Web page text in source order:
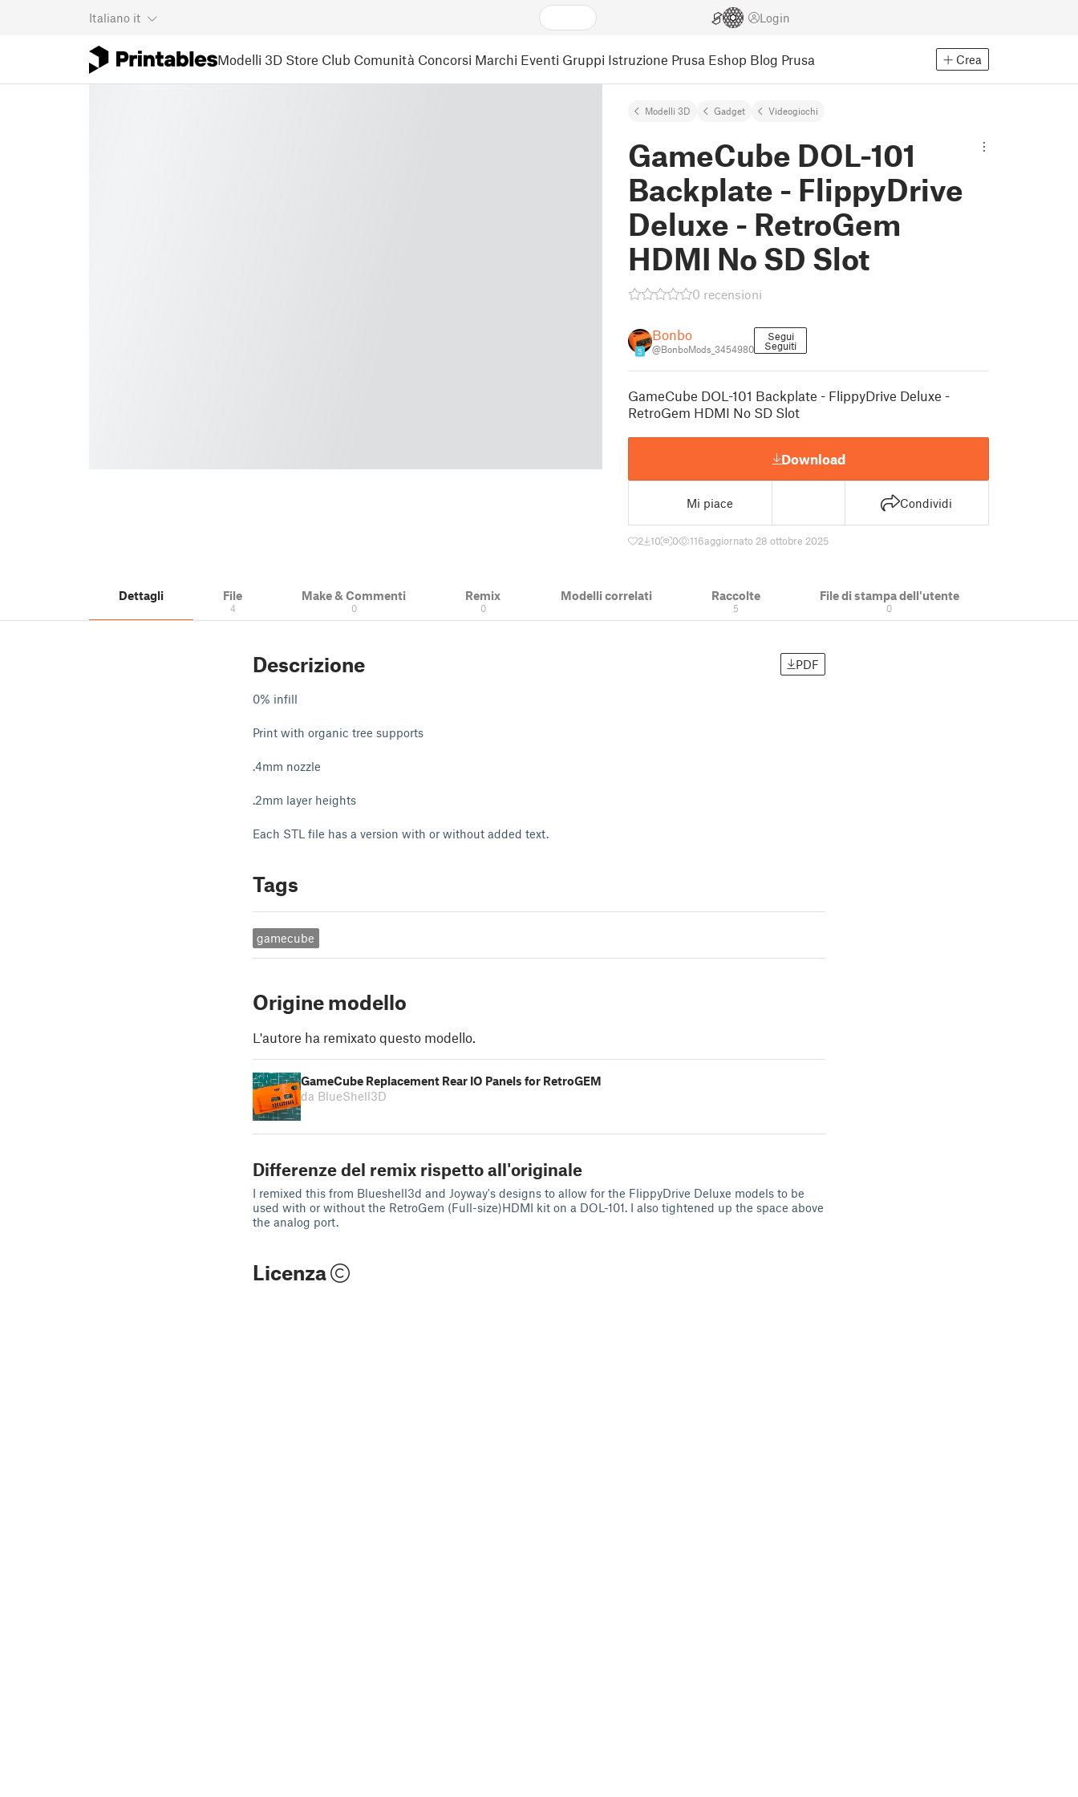
Italiano it Login
Modelli 3D Store Club Comunità Concorsi Marchi Eventi Gruppi Istruzione Prusa Eshop Blog Prusa Crea
Modelli 3D Gadget Videogiochi
GameCube DOL-101
Backplate - FlippyDrive
Deluxe - RetroGem
HDMI No SD Slot
0 recensioni
5
Bonbo
@BonboMods_3454980
Segui
Seguiti
GameCube DOL-101 Backplate - FlippyDrive Deluxe -
RetroGem HDMI No SD Slot
Download
Mi piace Condividi
2 10 0 116aggiornato 28 ottobre 2025
Dettagli File
4
Make & Commenti
0
Remix
0
Modelli correlati Raccolte
5
File di stampa dell'utente
0
Descrizione PDF
0% infill
Print with organic tree supports
.4mm nozzle
.2mm layer heights
Each STL file has a version with or without added text.
Tags
gamecube
Origine modello
L'autore ha remixato questo modello.
GameCube Replacement Rear IO Panels for RetroGEM
da BlueShell3D
Differenze del remix rispetto all'originale
I remixed this from Blueshell3d and Joyway's designs to allow for the FlippyDrive Deluxe models to be
used with or without the RetroGem (Full-size)HDMI kit on a DOL-101. I also tightened up the space above
the analog port.
Licenza